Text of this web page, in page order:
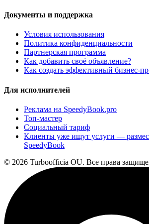
Документы и поддержка
Условия использования
Политика конфиденциальности
Партнерская программа
Как добавить своё объявление?
Как создать эффективный бизнес-
Для исполнителей
Реклама на SpeedyBook.pro
Топ-мастер
Социальный тариф
Клиенты уже ищут услуги —
SpeedyBook
© 2026 Turboofficia OU. Все права